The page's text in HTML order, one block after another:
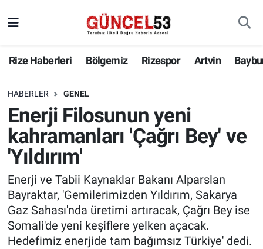
Rize Haberleri Bölgemiz Rizespor Artvin
HABERLER GENEL
Enerji Filosunun yeni
kahramanları 'Çağrı Bey' ve
'Yıldırım'
Enerji ve Tabii Kaynaklar Bakanı Alparslan
Bayraktar, 'Gemilerimizden Yıldırım, Sakarya
Gaz Sahası'nda üretimi artıracak, Çağrı Bey ise
Somali'de yeni keşiflere yelken açacak.
Hedefimiz enerjide tam bağımsız Türkiye' dedi.